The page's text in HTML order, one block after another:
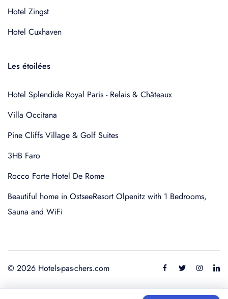
Hotel Zingst
Hotel Cuxhaven
Les étoilées
Hotel Splendide Royal Paris - Relais & Châteaux
Villa Occitana
Pine Cliffs Village & Golf Suites
3HB Faro
Rocco Forte Hotel De Rome
Beautiful home in OstseeResort Olpenitz with 1 Bedrooms,
Sauna and WiFi
© 2026 Hotels-pas-chers.com